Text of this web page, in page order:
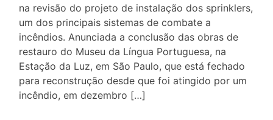
na revisão do projeto de instalação dos sprinklers,
um dos principais sistemas de combate a
incêndios. Anunciada a conclusão das obras de
restauro do Museu da Língua Portuguesa, na
Estação da Luz, em São Paulo, que está fechado
para reconstrução desde que foi atingido por um
incêndio, em dezembro […]